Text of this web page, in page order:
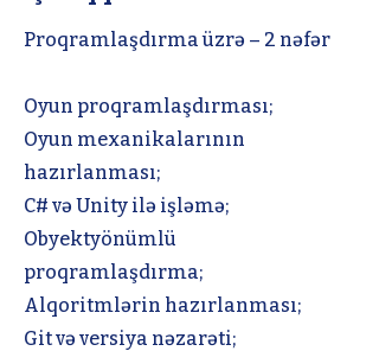
Proqramlaşdırma üzrə – 2 nəfər
Oyun proqramlaşdırması;
Oyun mexanikalarının
hazırlanması;
C# və Unity ilə işləmə;
Obyektyönümlü
proqramlaşdırma;
Alqoritmlərin hazırlanması;
Git və versiya nəzarəti;